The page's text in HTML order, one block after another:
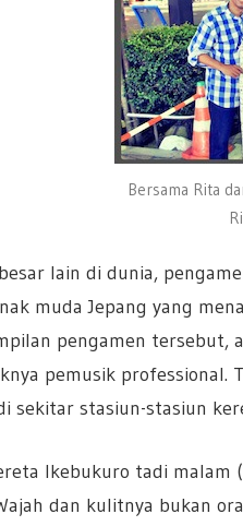
Bersama Rita
lain di dunia,
muda Jepang yang
pengamen tersebut,
pemusik
sekitar stasiun-stasiun
Ikebukuro tadi malam
dan kulitnya bukan